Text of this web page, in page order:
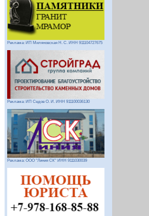
Реклама: ИП Миляновская Н. С. ИНН 911104727675
Реклама: ИП Седов О. И. ИНН 911100036130
Реклама: ООО "Линия СК" ИНН 9111030039